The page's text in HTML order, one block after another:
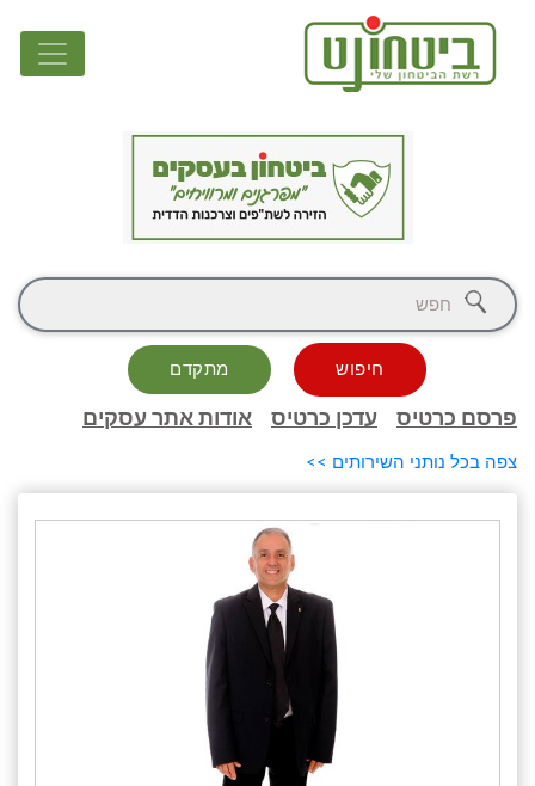
חיפוש מתקדם
פרסם כרטיס עדכן כרטיס אודות אתר עסקים
צפה בכל נותני השירותים >>